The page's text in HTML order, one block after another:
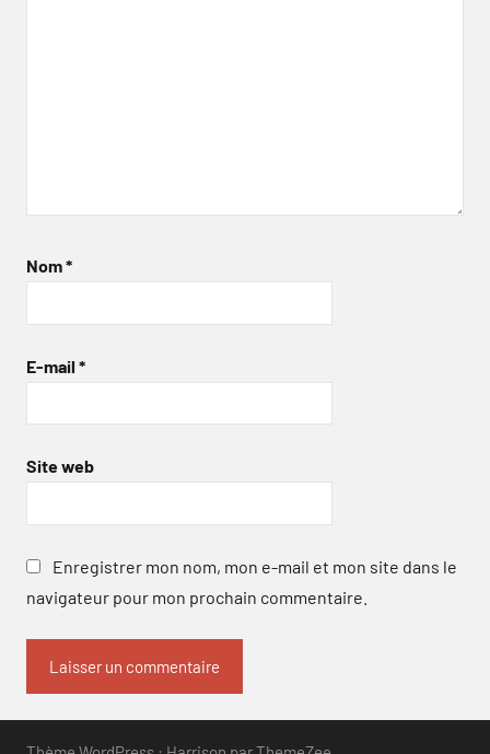
Nom*
E-mail *
Site web
Enregistrer mon nom, mon e-mail et mon site dans le
navigateur pour mon prochain commentaire.